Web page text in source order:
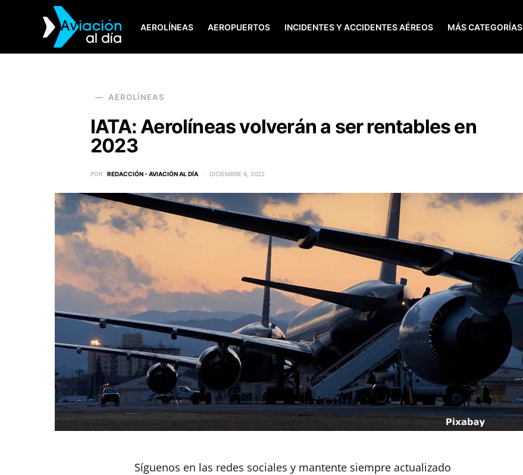
AEROLÍNEAS AEROPUERTOS INCIDENTES Y ACCIDENTES AÉREOS MÁS CATEGORÍAS
SEARCH FOR:
AEROLÍNEAS
IATA: Aerolíneas volverán a ser rentables en
2023
POR REDACCIÓN - AVIACIÓN AL DÍA DICIEMBRE 6, 2022
Síguenos en las redes sociales y mantente siempre actualizado